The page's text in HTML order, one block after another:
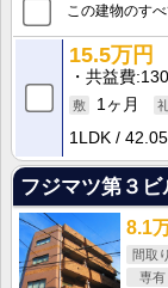
この建物のす
15.5万円
共益費
1ヶ月
1LDK
フジマツ第３ビ
8.1